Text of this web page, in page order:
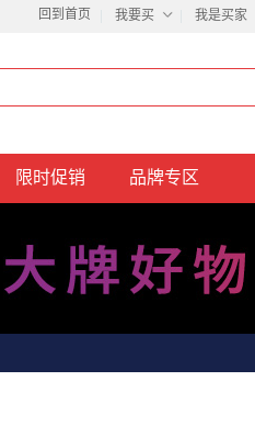
回到首页 我要买 我是买家
限时促销 品牌专区